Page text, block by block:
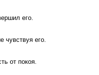
его.
его.
от покоя.